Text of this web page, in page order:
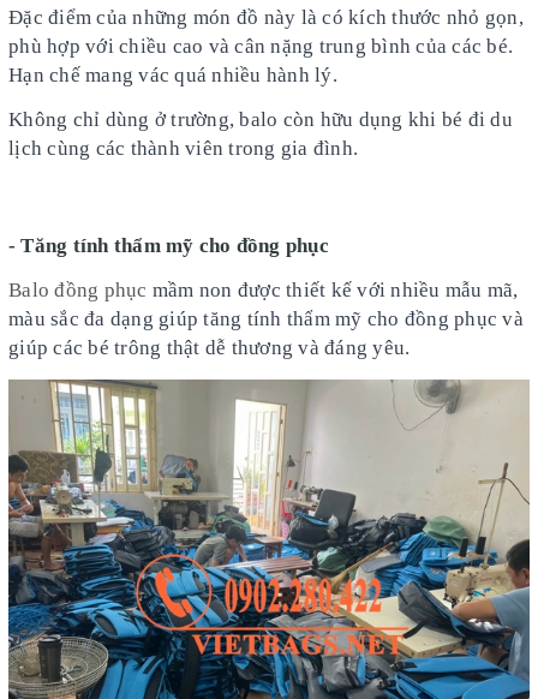
Đặc điểm của những món đồ này là có kích thước nhỏ gọn,
phù hợp với chiều cao và cân nặng trung bình của các bé.
Hạn chế mang vác quá nhiều hành lý.
Không chỉ dùng ở trường, balo còn hữu dụng khi bé đi du
lịch cùng các thành viên trong gia đình.
- Tăng tính thẩm mỹ cho đồng phục
Balo đồng phục mầm non được thiết kế với nhiều mẫu mã,
màu sắc đa dạng giúp tăng tính thẩm mỹ cho đồng phục và
giúp các bé trông thật dễ thương và đáng yêu.